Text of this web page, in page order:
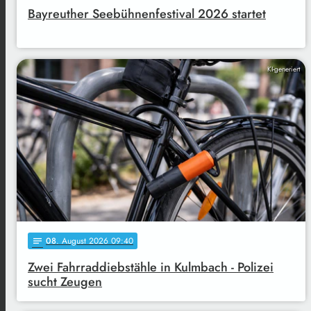
Bayreuther Seebühnenfestival 2026 startet
KI-generiert
notes 08. August 2026 09:40
Zwei Fahrraddiebstähle in Kulmbach - Polizei
sucht Zeugen